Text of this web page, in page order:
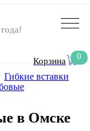
Корзина
0
Гибкие вставки
в Омске